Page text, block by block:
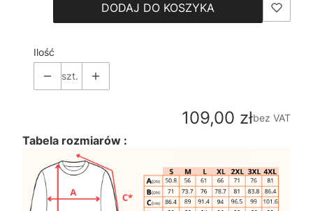
DODAJ DO KOSZYKA
Ilość
szt.
Cena
109,00 złbez VAT
Tabela rozmiarów :